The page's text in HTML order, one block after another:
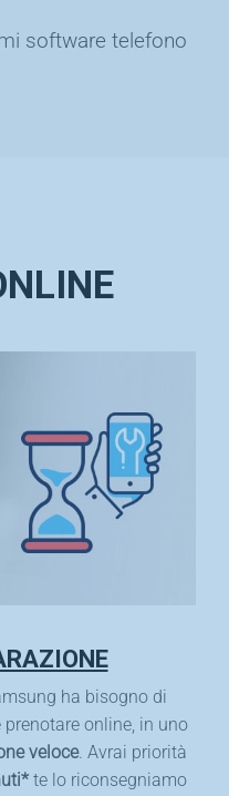
software telefono
ha bisogno di
online, in uno
veloce. Avrai priorità
te lo riconsegniamo